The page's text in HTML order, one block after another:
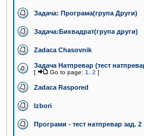
Задача: Програма(група Други)
Задача:Биквадрат(група други)
Zadaca Chasovnik
Задача Натпревар (тест
[ Go to page: 1 2 ]
Zadaca Raspored
Izbori
Програми - тест натпревар зад. 2